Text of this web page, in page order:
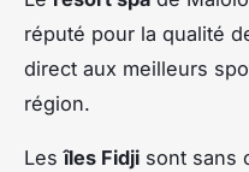
réputé pour la qualité
direct aux meilleurs
région.
Lesîles Fidji sont sans